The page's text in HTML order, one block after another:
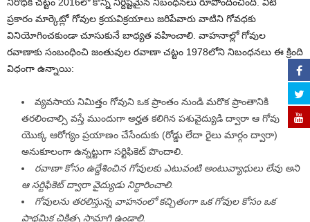
ప్రకారం మార్కెట్లో గోవుల క్రయవిక్రయాలు జరిపేవారు వాటిని గోవధకు
వినియోగించకుండా చూసుకునే బాధ్యత వహించాలి. వాహనాల్లో గోవుల
రవాణాకు సంబంధించి జంతువుల రవాణా చట్టం 1978లోని నిబంధనలు ఈ క్రింది
విధంగా ఉన్నాయి:
వ్యవసాయ నిమిత్తం గోవుని ఒక ప్రాంతం నుండి మరొక ప్రాంతానికి
తరలించాల్సి వస్తే ముందుగా అర్హత కలిగిన పశువైద్యుడి ద్వారా ఆ గోవు
యొక్క ఆరోగ్యం ప్రయాణం చేసేందుకు (రోడ్డు లేదా రైలు మార్గం ద్వారా)
అనుకూలంగా ఉన్నట్టుగా సర్టిఫికెట్ పొందాలి.
రవాణా కోసం ఉద్దేశించిన గోవులకు ఎటువంటి అంటువ్యాధులు లేవు అని
ఆ సర్టిఫికెట్ ద్వారా వైద్యుడు నిర్ధారించాలి.
గోవులను తరలిస్తున్న వాహనంలో కచ్చితంగా ఒక గోవుల కోసం ఒక
ప్రాథమిక చికిత్స సామాగ్రి ఉండాలి.